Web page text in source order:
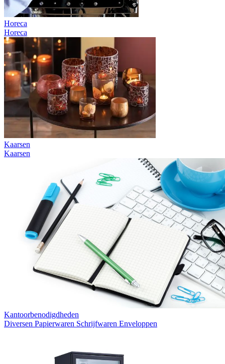
Horeca
Horeca
Kaarsen
Kaarsen
Kantoorbenodigdheden
Diversen Papierwaren Schrijfwaren Enveloppen